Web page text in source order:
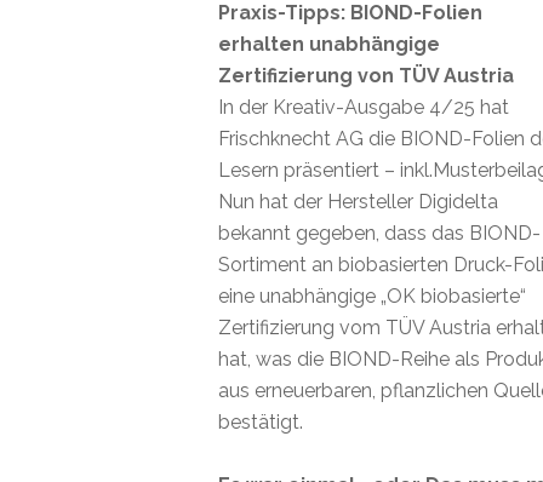
Praxis-Tipps: BIOND-Folien
erhalten unabhängige
Zertifizierung von TÜV Austria
In der Kreativ-Ausgabe 4/25 hat
Frischknecht AG die BIOND-Folien
Lesern präsentiert –
Nun hat der Hersteller Digidelta
bekannt gegeben, dass das BIOND-
Sortiment an biobasierten Druck-
eine unabhängige „OK biobasierte“
Zertifizierung vom TÜV Austria
hat, was die BIOND-Reihe als
aus erneuerbaren, pflanzlichen
bestätigt.